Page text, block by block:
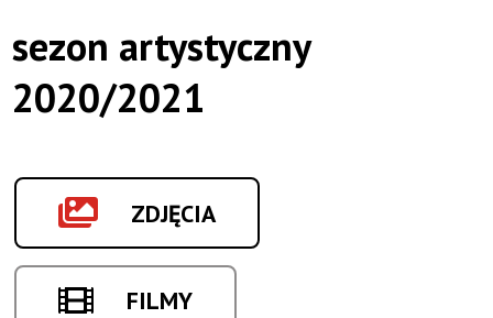
sezon artystyczny
2020/2021
ZDJĘCIA
FILMY